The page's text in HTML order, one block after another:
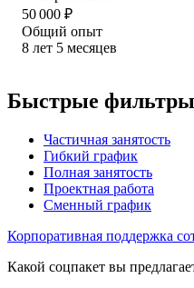
50 000 ₽
Общий опыт
8 лет 5 месяцев
Быстрые фильтры
Частичная занятость
Гибкий график
Полная занятость
Проектная работа
Сменный график
Корпоративная поддержка
Какой соцпакет вы